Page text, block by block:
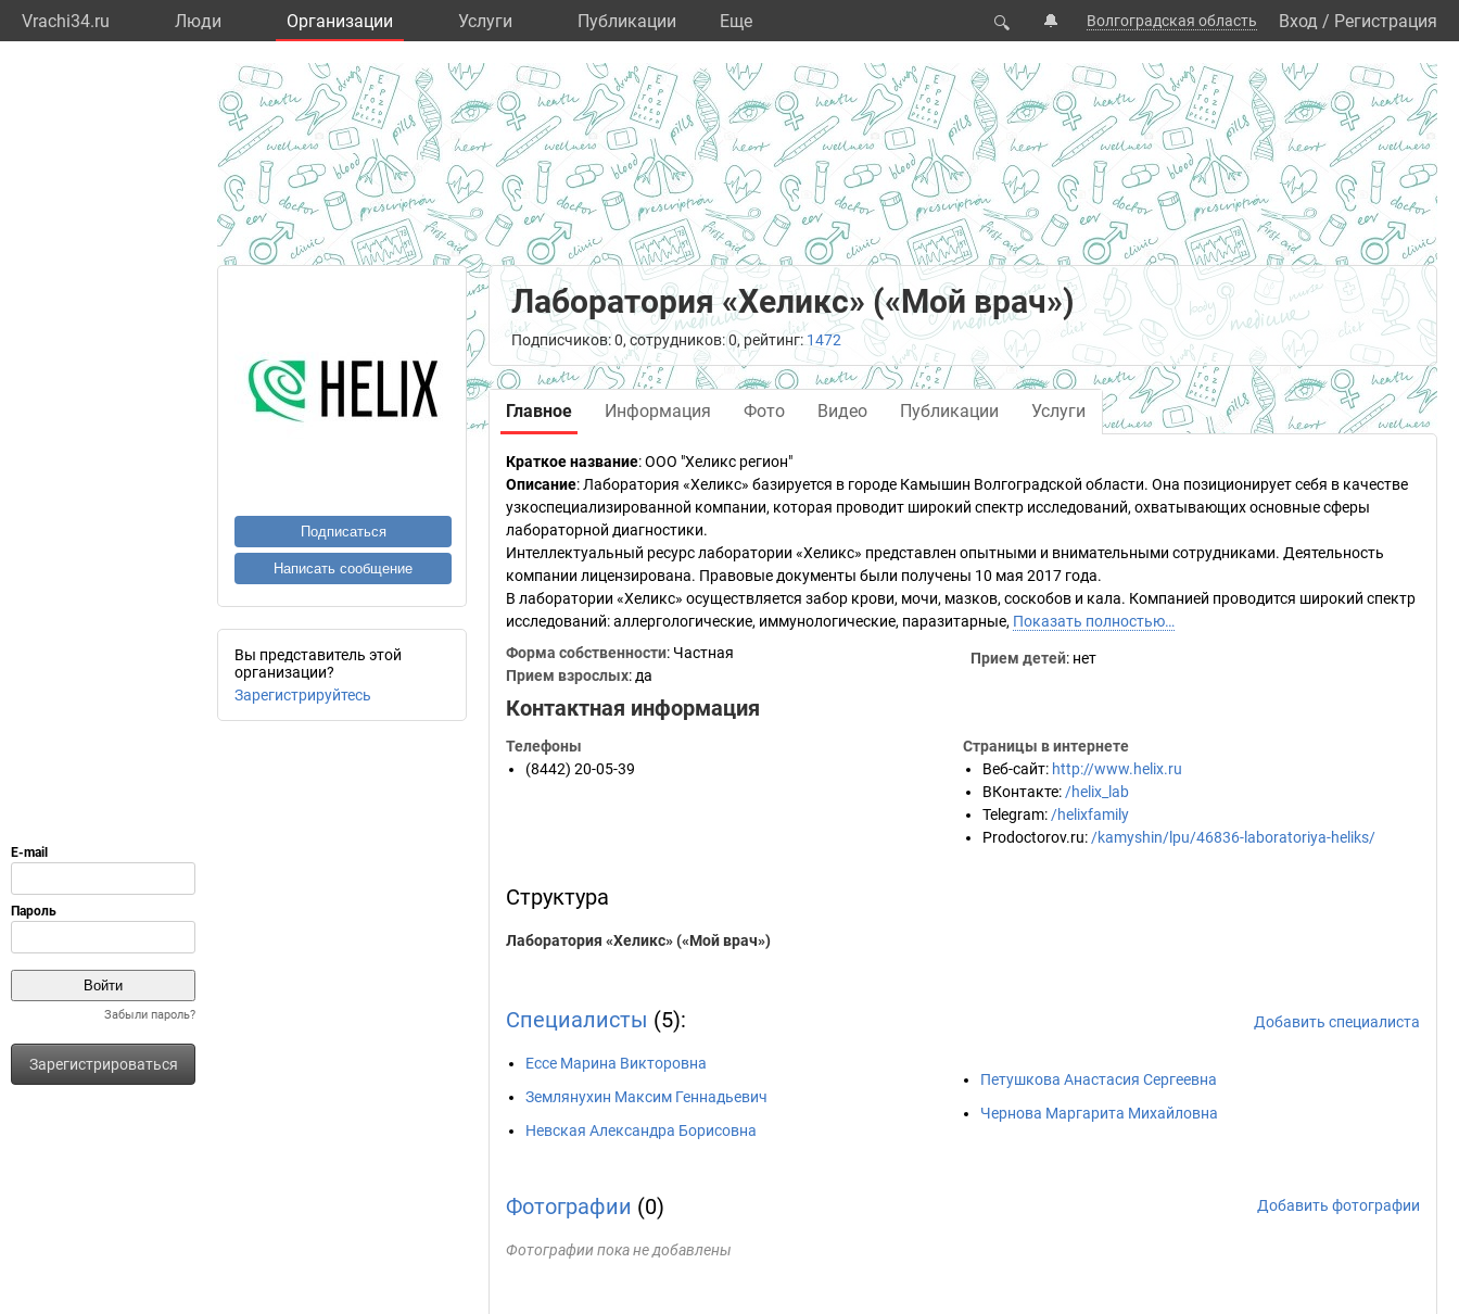
Vrachi34.ru Люди Организации Услуги Публикации Eще 🔍 🔔 Волгоградская область Вход / Регистрация
Забыли пароль?
Зарегистрироваться
Подписаться
Написать сообщение
Вы представитель этой
организации?
Зарегистрируйтесь
Лаборатория «Хеликс» («Мой врач»)
Подписчиков: 0, сотрудников: 0, рейтинг: 1472
Главное Информация Фото Видео Публикации Услуги
Краткое название:ООО "Хеликс регион"
Описание: Лаборатория «Хеликс» базируется в городе Камышин Волгоградской области. Она позиционирует себя в качестве
узкоспециализированной компании, которая проводит широкий спектр исследований, охватывающих основные сферы
лабораторной диагностики.
Интеллектуальный ресурс лаборатории «Хеликс» представлен опытными и внимательными сотрудниками. Деятельность
компании лицензирована. Правовые документы были получены 10 мая 2017 года.
В лаборатории «Хеликс» осуществляется забор крови, мочи, мазков, соскобов и кала. Компанией проводится широкий спектр
исследований: аллергологические, иммунологические, паразитарные, Показать полностью…
Форма собственности: Частная
Прием взрослых: да
Прием детей: нет
Контактная информация
Телефоны
(8442) 20-05-39
Страницы в интернете
Веб-сайт: http://www.helix.ru
ВКонтакте: /helix_lab
Telegram: /helixfamily
Prodoctorov.ru: /kamyshin/lpu/46836-laboratoriya-heliks/
Структура
Лаборатория «Хеликс» («Мой врач»)
Специалисты (5): Добавить специалиста
Ессе Марина Викторовна
Землянухин Максим Геннадьевич
Невская Александра Борисовна
Петушкова Анастасия Сергеевна
Чернова Маргарита Михайловна
Фотографии (0) Добавить фотографии
Фотографии пока не добавлены